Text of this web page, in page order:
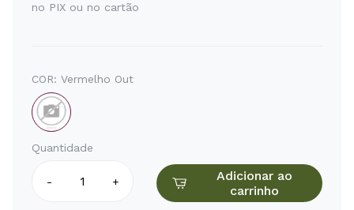
no PIX ou no cartão
COR: Vermelho Out
Quantidade
- +
Adicionar ao
carrinho